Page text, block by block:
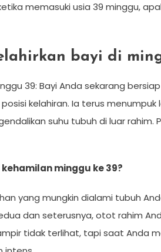
memasuki usia 39 minggu,
bayi di
39: Bayi Anda sekarang
kelahiran. Ia terus
suhu tubuh di luar rahim.
minggu ke 39?
yang mungkin dialami tubuh
dan seterusnya, otot rahim
tidak terlihat, tapi saat Anda